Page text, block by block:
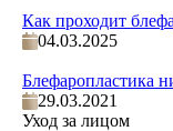
Как проходит
04.03.2025
Блефаропластика
29.03.2021
Уход за лицом